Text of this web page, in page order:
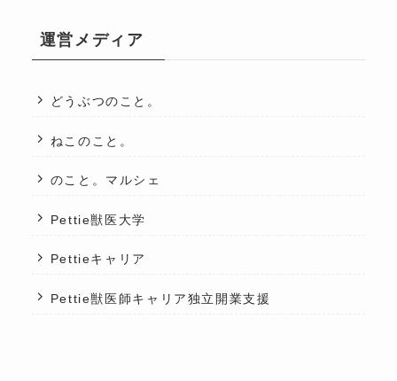
運営メディア
どうぶつのこと。
ねこのこと。
のこと。マルシェ
Pettie獣医大学
Pettieキャリア
Pettie獣医師キャリア独立開業支援